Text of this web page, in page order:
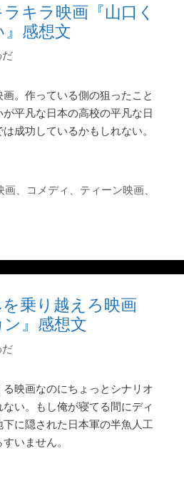
キラ映画『山口く
感想文
だ
。作っている側の狙ったこと
平凡な日本の高校の平凡な日
成功しているかもしれない。
画、 コメディ 、 ティーン映画、
乗り越えろ映画
ン』感想文
だ
映画なのにちょっとシナリオ
い。もし俺が寝てる間にディ
に隠された日本軍の半魚人工
いません。